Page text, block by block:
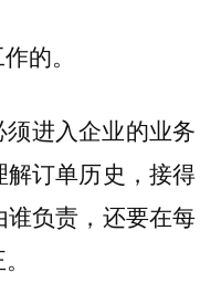
的。
进入企业的业务
订单历史，接得
谁负责，还要在每